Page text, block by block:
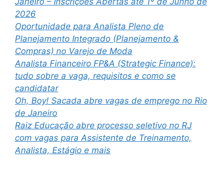
2026
Oportunidade para Analista Pleno de
Planejamento Integrado (Planejamento &
Compras) no Varejo de Moda
Analista Financeiro FP&A (Strategic Finance):
tudo sobre a vaga, requisitos e como se
candidatar
Oh, Boy! Sacada abre vagas de emprego no Rio
de Janeiro
Raiz Educação abre processo seletivo no RJ
com vagas para Assistente de Treinamento,
Analista, Estágio e mais